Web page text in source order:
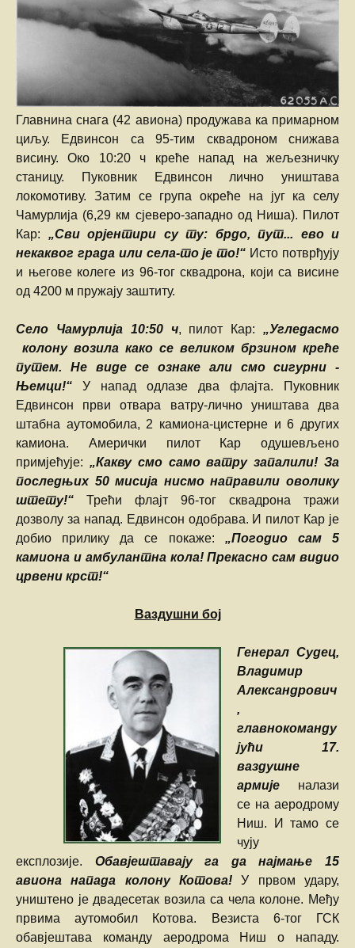
Главнина снага (42 авиона) продужава ка примарном
циљу. Едвинсон са 95-тим сквадроном снижава
висину. Око 10:20 ч креће напад на жељезничку
станицу. Пуковник Едвинсон лично уништава
локомотиву. Затим се група окреће на југ ка селу
Чамурлија (6,29 км сјеверо-западно од Ниша). Пилот
Кар: „Сви орјентири су ту: брдо, пут... ево и
некаквог града или села-то је то!“ Исто потврђују
и његове колеге из 96-тог сквадрона, који са висине
од 4200 м пружају заштиту.
Село Чамурлија 10:50 ч, пилот Кар: „Угледасмо
колону возила како се великом брзином креће
путем. Не виде се ознаке али смо сигурни -
Њемци!“ У напад одлазе два флајта. Пуковник
Едвинсон први отвара ватру-лично уништава два
штабна аутомобила, 2 камиона-цистерне и 6 других
камиона. Амерички пилот Кар одушевљено
примјећује: „Какву смо само ватру запалили! За
последњих 50 мисија нисмо направили оволику
штету!“
Трећи флајт 96-тог сквадрона тражи
дозволу за напад. Едвинсон одобрава. И пилот Кар је
добио прилику да се покаже: „Погодио сам 5
камиона и амбулантна кола! Прекасно сам видио
црвени крст!“
Ваздушни бој
Генерал Судец,
Владимир
Александрович
,
главнокоманду
јући 17.
ваздушне
армије налази
се на аеродрому
Ниш. И тамо се
чују
експлозије. Обавјештавају га да најмање 15
авиона напада колону Котова! У првом удару,
уништено је двадесетак возила са чела колоне. Међу
првима аутомобил Котова. Везиста 6-тог ГСК
обавјештава команду аеродрома Ниш о нападу.